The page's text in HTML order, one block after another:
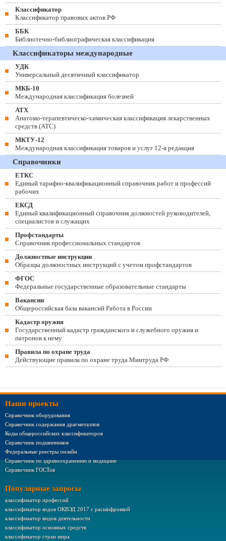
Классификатор
Классификатор правовых актов РФ
ББК
Библиотечно-библиографическая классификация
Классификаторы международные
УДК
Универсальный десятичный классификатор
МКБ-10
Международная классификация болезней
АТХ
Анатомо-терапевтическо-химическая классификация лекарственных
средств (ATC)
МКТУ-12
Международная классификация товаров и услуг 12-я редакция
Справочники
ЕТКС
Единый тарифно-квалификационный справочник работ и профессий
рабочих
ЕКСД
Единый квалификационный справочник должностей руководителей,
специалистов и служащих
Профстандарты
Справочник профессиональных стандартов
Должностные инструкции
Образцы должностных инструкций с учетом профстандартов
ФГОС
Федеральные государственные образовательные стандарты
Вакансии
Общероссийская база вакансий Работа в России
Кадастр оружия
Государственный кадастр гражданского и служебного оружия и
патронов к нему
Правила по охране труда
Действующие правила по охране труда Минтруда РФ
Наши проекты
Справочник оборудования
Справочник содержания драгметаллов
Коды общероссийских классификаторов
Справочник подшипников
Федеральные реестры онлайн
Справочник по здравоохранению и медицине
Справочник ГОСТов
Популярные запросы
классификатор профессий
классификатор кодов ОКВЭД 2017 с расшифровкой
классификатор видов деятельности
классификатор основных средств
классификатор стран мира